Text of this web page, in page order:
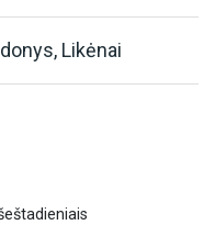
Likėnai